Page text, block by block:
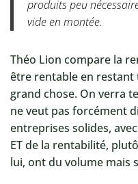
produits peu
vide en montée.
Théo Lion compare la
être rentable en
grand chose. On verra
ne veut pas forcément
entreprises solides,
ET de la rentabilité,
lui, ont du volume mais